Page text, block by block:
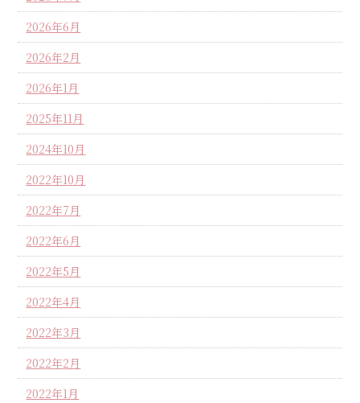
2026年6月
2026年2月
2026年1月
2025年11月
2024年10月
2022年10月
2022年7月
2022年6月
2022年5月
2022年4月
2022年3月
2022年2月
2022年1月